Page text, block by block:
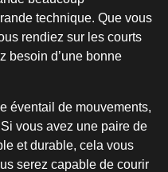
technique. Que vous
rendiez sur les courts
besoin d’une bonne
éventail de mouvements,
vous avez une paire de
et durable, cela vous
serez capable de courir